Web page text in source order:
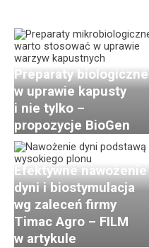
Preparaty biologiczne
w uprawie kapusty
i nie tylko –
propozycje BioGen
Efektywne nawożenie
dyni i biostymulacja
wg zaleceń firmy
Timac Agro – FILM
w artykule